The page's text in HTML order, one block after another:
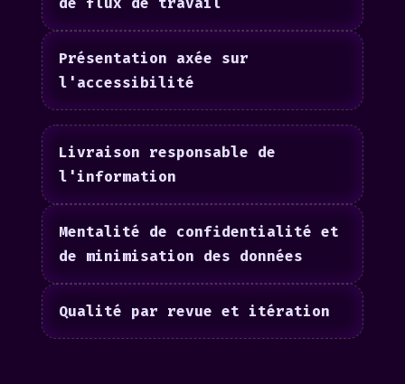
Présentation axée sur
l'accessibilité
Livraison responsable de
l'information
Mentalité de confidentialité et
de minimisation des données
Qualité par revue et itération